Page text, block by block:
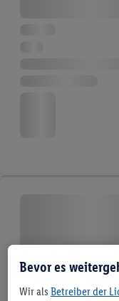
Bevor es
Wir als Betreiber der